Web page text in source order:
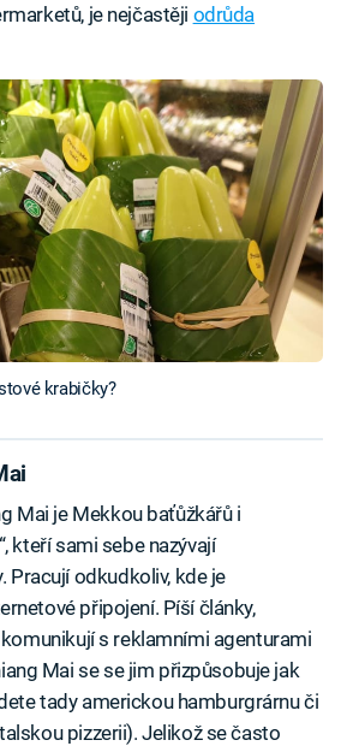
je nejčastěji odrůda
krabičky?
Mai je Mekkou baťůžkářů i
kteří sami sebe nazývají
Pracují odkudkoliv, kde je
připojení. Píší články,
s reklamními agenturami
Mai se se jim přizpůsobuje jak
tady americkou hamburgrárnu či
pizzerii). Jelikož se často